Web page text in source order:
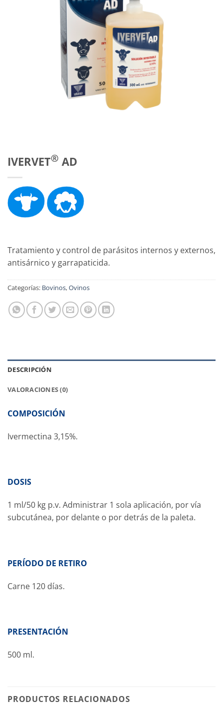
IVERVET® AD
Tratamiento y control de parásitos internos y externos,
antisárnico y garrapaticida.
Categorías: Bovinos,Ovinos
DESCRIPCIÓN
VALORACIONES (0)
COMPOSICIÓN
Ivermectina 3,15%.
DOSIS
1 ml/50 kg p.v. Administrar 1 sola aplicación, por vía
subcutánea, por delante o por detrás de la paleta.
PERÍODO DE RETIRO
Carne 120 días.
PRESENTACIÓN
500 ml.
PRODUCTOS RELACIONADOS